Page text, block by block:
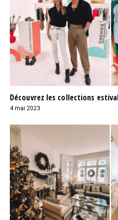
Découvrez les collections
4 mai 2023